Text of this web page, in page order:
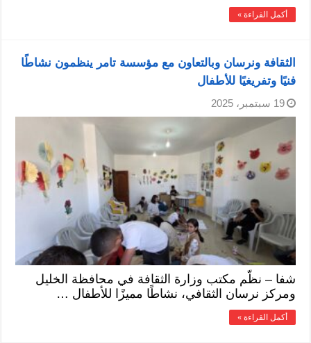
أكمل القراءة »
الثقافة ونرسان وبالتعاون مع مؤسسة تامر ينظمون نشاطًا
فنيًا وتفريغيًا للأطفال
19 سبتمبر، 2025
شفا – نظّم مكتب وزارة الثقافة في محافظة الخليل
ومركز نرسان الثقافي، نشاطًا مميزًا للأطفال …
أكمل القراءة »